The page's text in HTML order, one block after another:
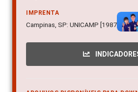
IMPRENTA
Campinas, SP: UNICAMP [1987]